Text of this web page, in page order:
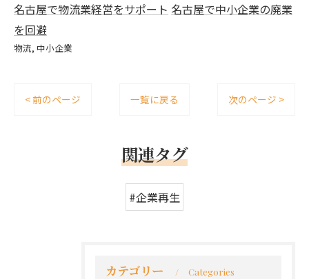
名古屋で物流業経営をサポート 名古屋で中小企業の廃業
を回避
物流 中小企業
< 前のページ 一覧に戻る 次のページ >
関連タグ
#企業再生
カテゴリー Categories